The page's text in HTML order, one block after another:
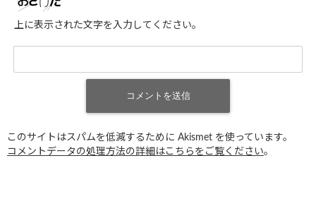
上に表示された文字を入力してください。
このサイトはスパムを低減するために Akismet を使っています。
コメントデータの処理方法の詳細はこちらをご覧ください。